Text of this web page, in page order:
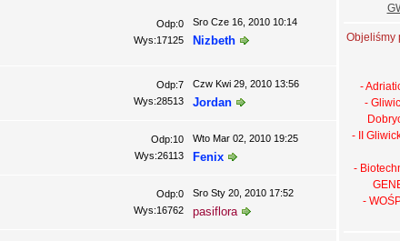
Odp:0
Wys:17125
Sro Cze 16, 2010 10:14
Nizbeth
Odp:7
Wys:28513
Czw Kwi 29, 2010 13:56
Jordan
Odp:10
Wys:26113
Wto Mar 02, 2010 19:25
Fenix
Odp:0
Wys:16762
Sro Sty 20, 2010 17:52
pasiflora
Objeliśmy
-
-
- II
-
-